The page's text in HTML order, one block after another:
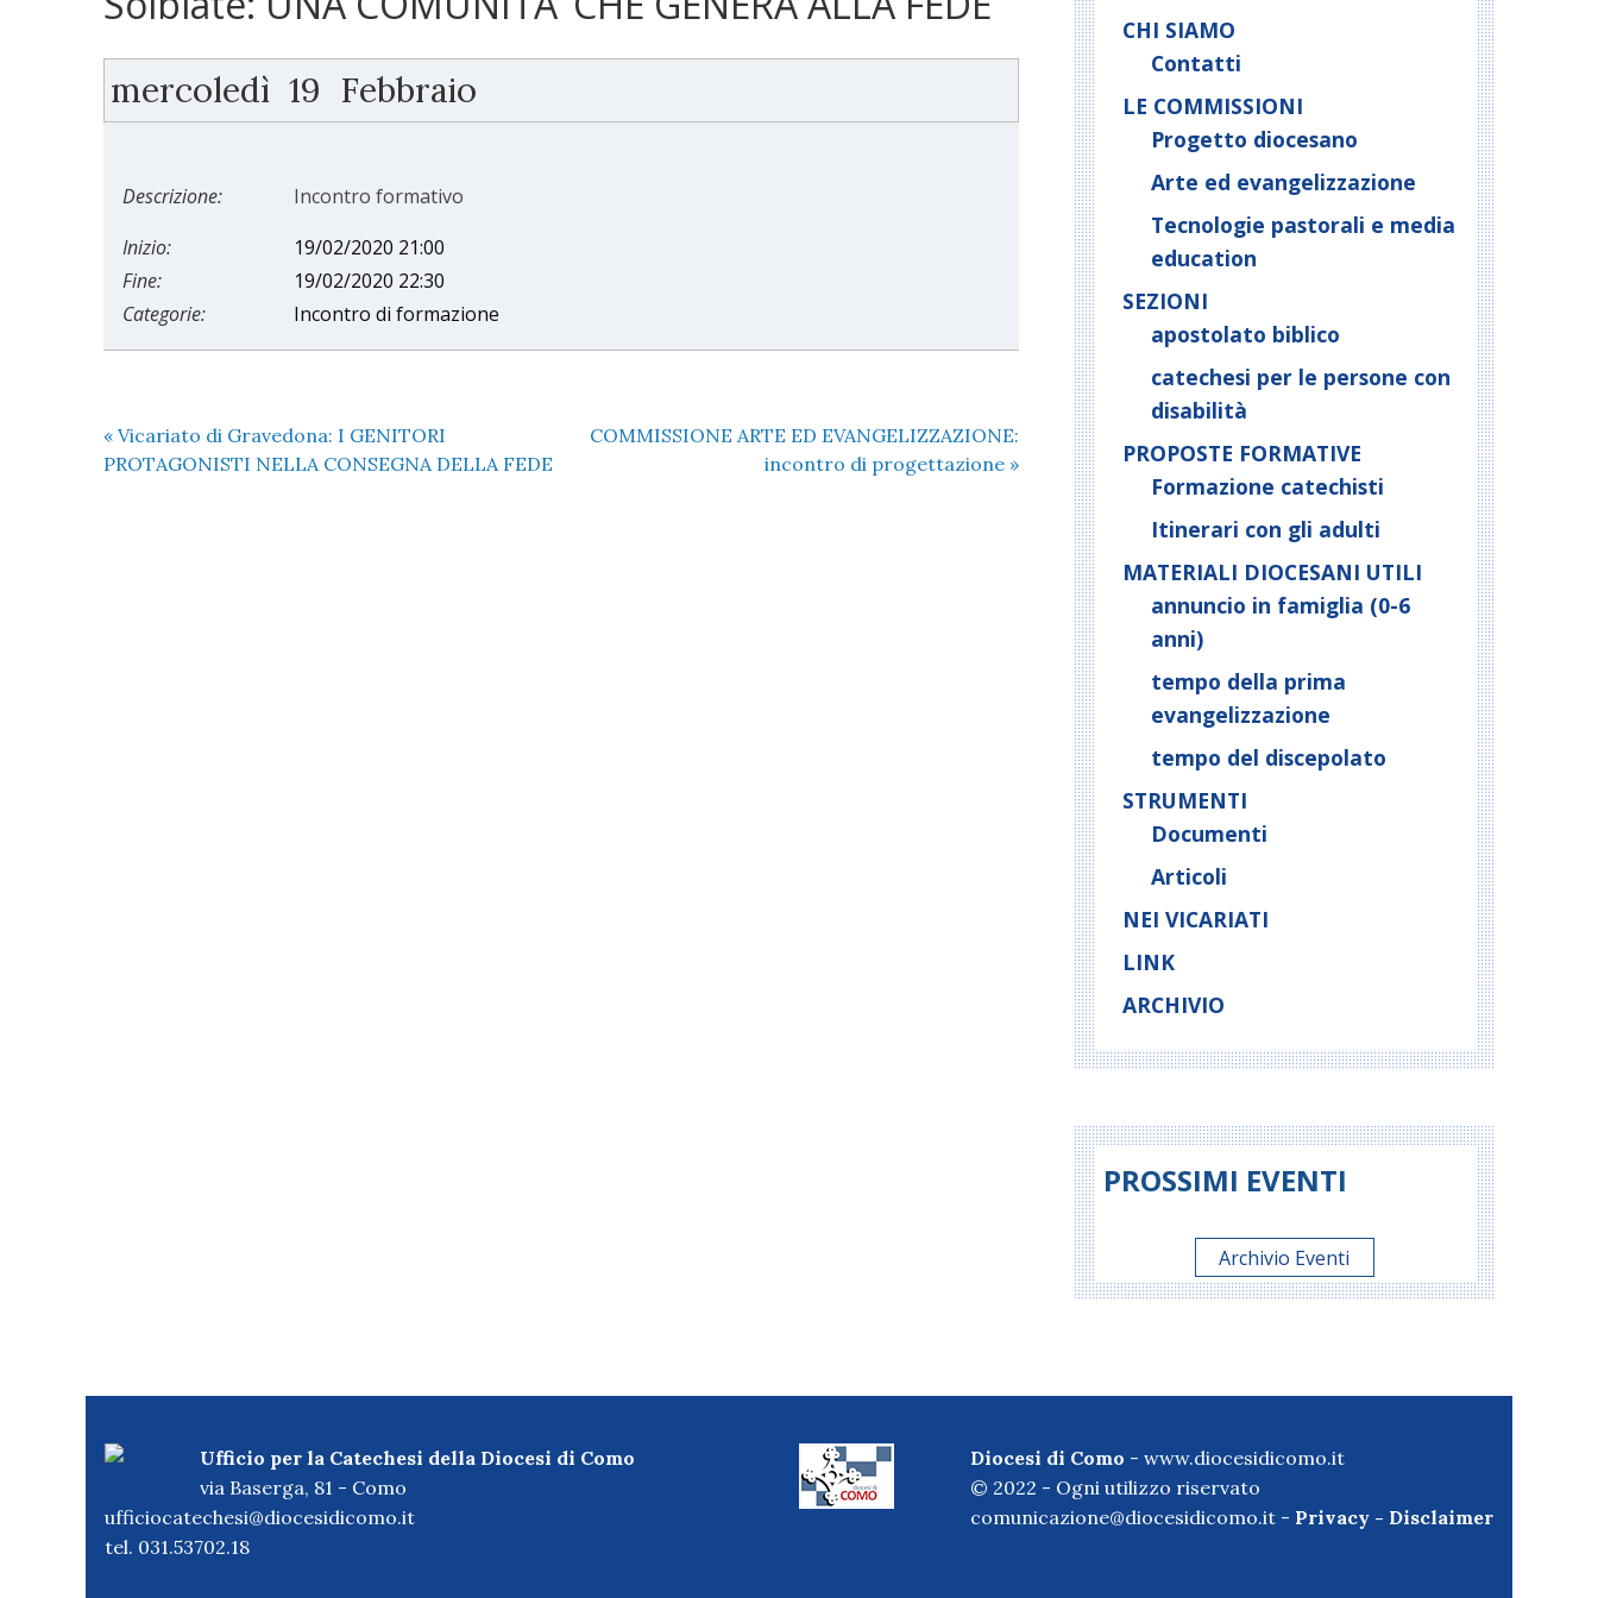
mercoledì 19 Febbraio
Descrizione:
Incontro formativo
Inizio:
19/02/2020 21:00
Fine:
19/02/2020 22:30
Categorie:
Incontro di formazione
« Vicariato di Gravedona: I GENITORI
PROTAGONISTI NELLA CONSEGNA DELLA FEDE
COMMISSIONE ARTE ED EVANGELIZZAZIONE:
incontro di progettazione »
CHI SIAMO
Contatti
LE COMMISSIONI
Progetto diocesano
Arte ed evangelizzazione
Tecnologie pastorali e media
education
SEZIONI
apostolato biblico
catechesi per le persone con
disabilità
PROPOSTE FORMATIVE
Formazione catechisti
Itinerari con gli adulti
MATERIALI DIOCESANI UTILI
annuncio in famiglia (0-6
anni)
tempo della prima
evangelizzazione
tempo del discepolato
STRUMENTI
Documenti
Articoli
NEI VICARIATI
LINK
ARCHIVIO
PROSSIMI EVENTI
Archivio Eventi
Ufficio per la Catechesi della Diocesi di Como
via Baserga, 81 - Como
ufficiocatechesi@diocesidicomo.it
tel. 031.53702.18
Diocesi di Como - www.diocesidicomo.it
© 2022 - Ogni utilizzo riservato
comunicazione@diocesidicomo.it - Privacy - Disclaimer